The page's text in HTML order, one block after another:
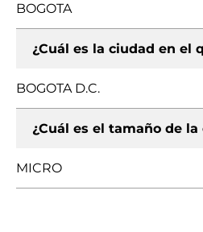
BOGOTA
¿Cuál es la ciudad en el
BOGOTA D.C.
¿Cuál es el tamaño de la
MICRO